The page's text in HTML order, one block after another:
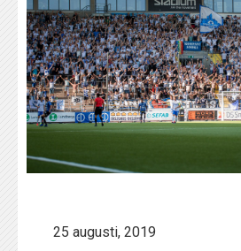
25 augusti, 2019